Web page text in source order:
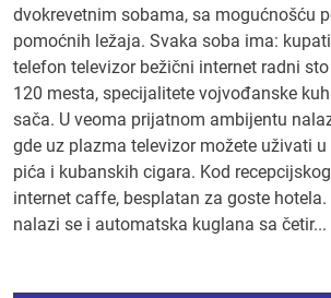
dvokrevetnim sobama, sa mogućnošću
pomoćnih ležaja. Svaka soba ima:
telefon televizor bežični internet radni
120 mesta, specijalitete vojvođanske
sača. U veoma prijatnom ambijentu
gde uz plazma televizor možete uživati
pića i kubanskih cigara. Kod
internet caffe, besplatan za goste
nalazi se i automatska kuglana sa četir...